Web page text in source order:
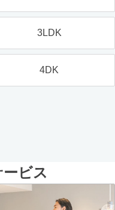
3LDK
4DK
ビス